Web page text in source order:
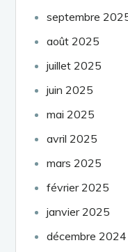
septembre
août 2025
juillet 2025
juin 2025
mai 2025
avril 2025
mars 2025
février 2025
janvier 2025
décembre 2024